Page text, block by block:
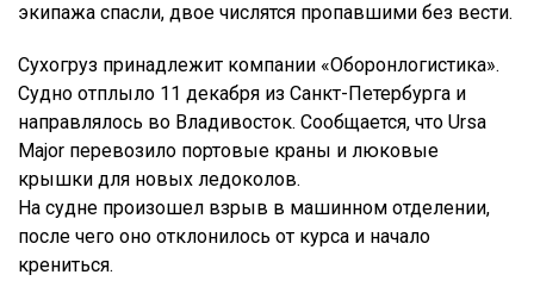
экипажа спасли, двое числятся пропавшими без вести.
Сухогруз принадлежит компании «Оборонлогистика».
Судно отплыло 11 декабря из Санкт-Петербурга и
направлялось во Владивосток. Сообщается, что Ursa
Major перевозило портовые краны и люковые
крышки для новых ледоколов.
На судне произошел взрыв в машинном отделении,
после чего оно отклонилось от курса и начало
крениться.